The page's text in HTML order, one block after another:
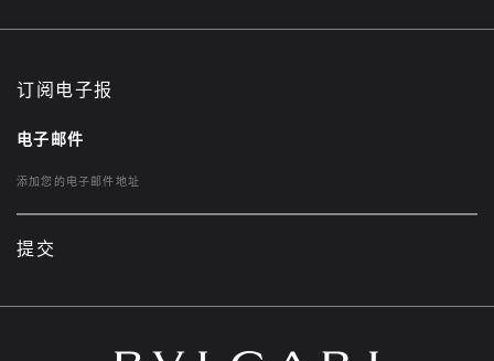
订阅电子报
电子邮件
提交